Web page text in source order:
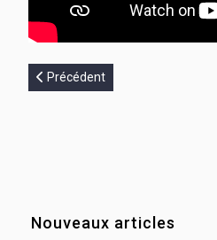
Nouveaux articles
Article précédent : Randonnées
Précédent